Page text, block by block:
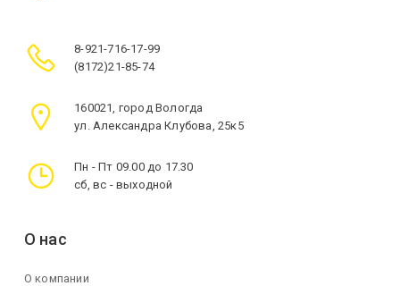
8-921-716-17-99
(8172)21-85-74
160021, город Вологда
ул. Александра Клубова, 25к5
Пн - Пт 09.00 до 17.30
сб, вс - выходной
О нас
О компании